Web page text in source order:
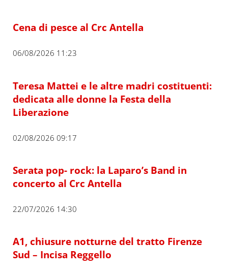
Cena di pesce al Crc Antella
06/08/2026 11:23
Teresa Mattei e le altre madri costituenti:
dedicata alle donne la Festa della
Liberazione
02/08/2026 09:17
Serata pop- rock: la Laparo’s Band in
concerto al Crc Antella
22/07/2026 14:30
A1, chiusure notturne del tratto Firenze
Sud – Incisa Reggello